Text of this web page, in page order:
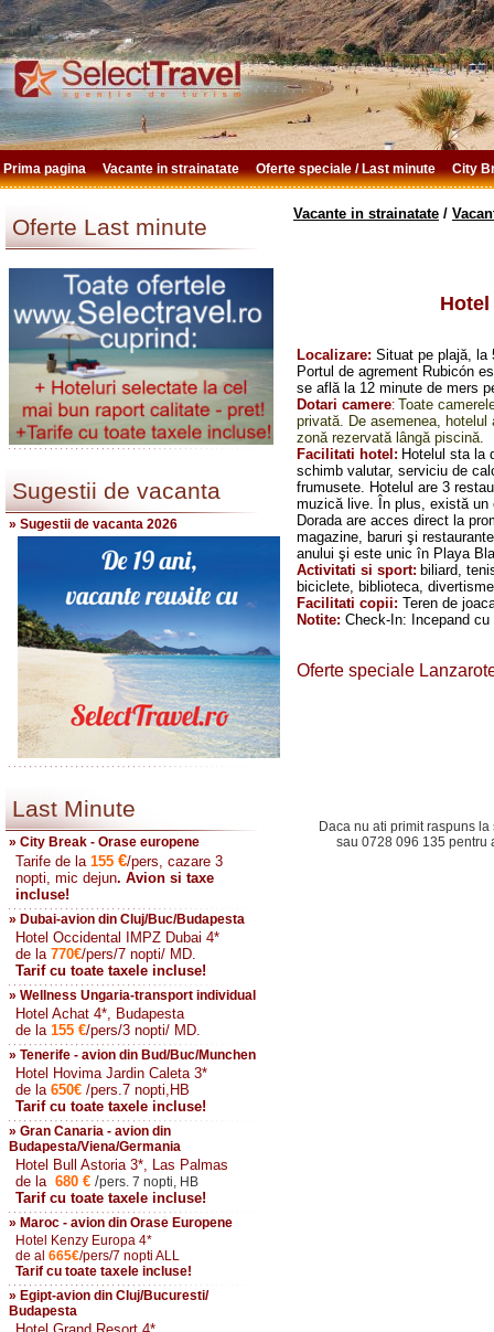
Prima pagina Vacante in strainatate Oferte speciale / Last minute City
Oferte Last minute
Sugestii de vacanta
» Sugestii de vacanta 2026
Last Minute
» City Break - Orase europene
Tarife de la 155 €/pers, cazare 3
nopti, mic dejun. Avion si taxe
incluse!
» Dubai-avion din Cluj/Buc/Budapesta
Hotel Occidental IMPZ Dubai 4*
de la 770€/pers/7 nopti/ MD.
Tarif cu toate taxele incluse!
» Wellness Ungaria-transport individual
Hotel Achat 4*, Budapesta
de la 155 €/pers/3 nopti/ MD.
» Tenerife - avion din Bud/Buc/Munchen
Hotel Hovima Jardin Caleta 3*
de la 650€ /pers.7 nopti,HB
Tarif cu toate taxele incluse!
» Gran Canaria - avion din
Budapesta/Viena/Germania
Hotel Bull Astoria 3*, Las Palmas
de la 680 € /pers. 7 nopti, HB
Tarif cu toate taxele incluse!
» Maroc - avion din Orase Europene
Hotel Kenzy Europa 4*
de al 665€/pers/7 nopti ALL
Tarif cu toate taxele incluse!
» Egipt-avion din Cluj/Bucuresti/
Budapesta
Vacante in strainatate /
Localizare: Situat pe plajă, la
Portul de agrement Rubicón
se află la 12 minute de mers
Dotari camere: Toate
privată. De asemenea,
zonă rezervată lângă piscină.
Facilitati hotel: Hotelul sta la
schimb valutar, serviciu de
frumusete. Hotelul are 3
muzică live. În plus, există un
Dorada are acces direct la
magazine, baruri şi
anului şi este unic în Playa
Activitati si sport: biliard,
biciclete, biblioteca,
Facilitati copii: Teren de
Notite: Check-In: Incepand
Oferte speciale
Daca nu ati primit raspuns
sau 0728 096 135 pentru